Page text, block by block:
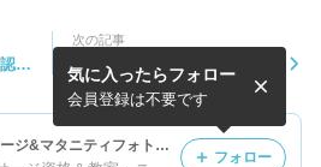
定
次の記事
RTA認定マザーリトミックセ
ラピスト養成講座
大阪ベビーマッサージ&マタニティフォト｜資格も取れる教室・フォトスタジオ＆スクール
気に入ったらフォロー
会員登録は不要です
フォロー